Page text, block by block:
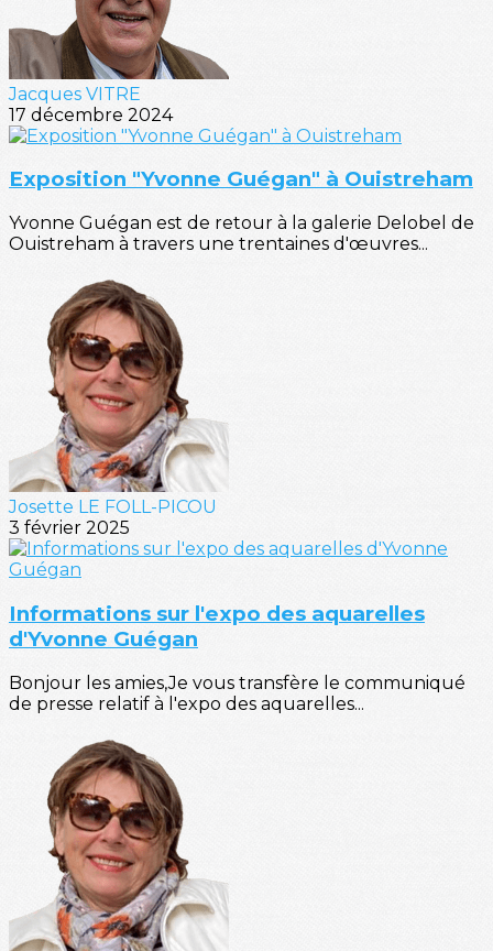
Jacques VITRE
17 décembre 2024
Exposition "Yvonne Guégan" à Ouistreham
Yvonne Guégan est de retour à la galerie Delobel de
Ouistreham à travers une trentaines d'œuvres...
Josette LE FOLL-PICOU
3 février 2025
Informations sur l'expo des aquarelles
d'Yvonne Guégan
Bonjour les amies,Je vous transfère le communiqué
de presse relatif à l'expo des aquarelles...